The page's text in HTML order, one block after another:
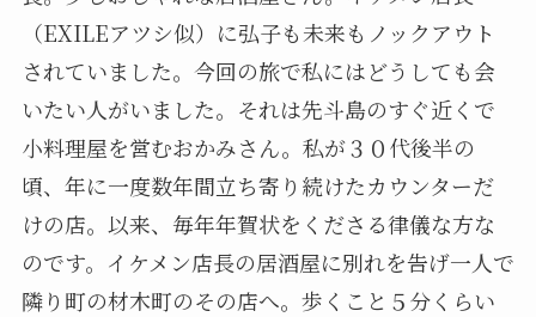
（EXILEアツシ似）に弘子も未来もノックアウト
されていました。今回の旅で私にはどうしても会
いたい人がいました。それは先斗島のすぐ近くで
小料理屋を営むおかみさん。私が３０代後半の
頃、年に一度数年間立ち寄り続けたカウンターだ
けの店。以来、毎年年賀状をくださる律儀な方な
のです。イケメン店長の居酒屋に別れを告げ一人で
隣り町の材木町のその店へ。歩くこと５分くらい